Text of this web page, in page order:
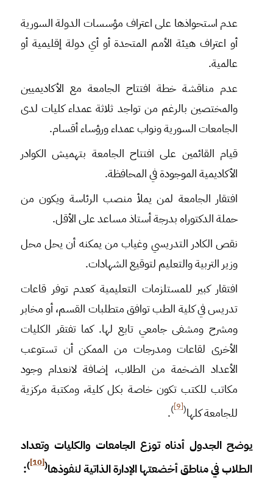
عدم استحواذها على اعتراف مؤسسات الدولة السورية
أو اعتراف هيئة الأمم المتحدة أو أي دولة إقليمية أو
عالمية.
عدم مناقشة خطة افتتاح الجامعة مع الأكاديميين
والمختصين بالرغم من تواجد ثلاثة عمداء كليات لدى
الجامعات السورية ونواب عمداء ورؤساء أقسام.
قيام القائمين على افتتاح الجامعة بتهميش الكوادر
الأكاديمية الموجودة في المحافظة.
افتقار الجامعة لمن يملأ منصب الرئاسة ويكون من
حملة الدكتوراه بدرجة أستاذ مساعد على الأقل.
نقص الكادر التدريسي وغياب من يمكنه أن يحل محل
وزير التربية والتعليم لتوقيع الشهادات.
افتقار كبير للمستلزمات التعليمية كعدم توفر قاعات
تدريس في كلية الطب توافق متطلبات القسم، أو مخابر
ومشرح ومشفى جامعي تابع لها. كما تفتقر الكليات
الأخرى لقاعات ومدرجات من الممكن أن تستوعب
الأعداد الضخمة من الطلاب، إضافة لانعدام وجود
مكاتب للكتب تكون خاصة بكل كلية، ومكتبة مركزية
للجامعة كلها(
[9]
)
.
يوضح الجدول أدناه توزع الجامعات والكليات وتعداد
الطلاب في مناطق أخضعتها الإدارة الذاتية لنفوذها(
[10]
)
: